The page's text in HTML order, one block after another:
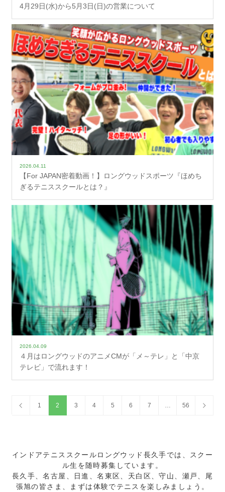
4月29日(水)から5月3日(日)の営業について
2026.04.11
【For JAPAN密着動画！】ロングウッドスポーツ『ほめち
ぎるテニススクールとは？』
2026.04.09
４月はロングウッドのアニメCMが「メ～テレ」と「中京
テレビ」で流れます！
1 2 3 4 5 6 7 … 56
インドアテニススクールロングウッド長久手では、スクー
ル生を随時募集しています。
長久手、名古屋、日進、名東区、天白区、守山、瀬戸、尾
張旭の皆さま、まずは体験でテニスを楽しみましょう。